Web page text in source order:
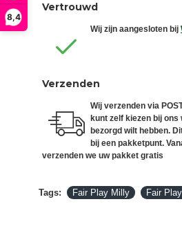
8,4
Vertrouwd
Wij zijn aangesloten bij
Verzenden
Wij verzenden via
kunt zelf kiezen bij ons
bezorgd wilt hebben.
bij een pakketpunt.
verzenden we uw pakket gratis
Tags: Fair Play Milly Fair